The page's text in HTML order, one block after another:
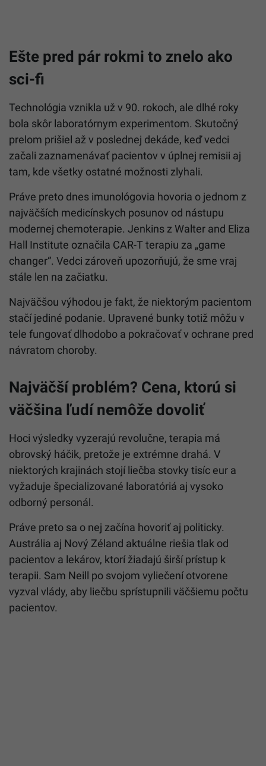
Ešte pred pár rokmi to znelo ako
sci-fi
Technológia vznikla už v 90. rokoch, ale dlhé roky
bola skôr laboratórnym experimentom. Skutočný
prelom prišiel až v poslednej dekáde, keď vedci
začali zaznamenávať pacientov v úplnej remisii aj
tam, kde všetky ostatné možnosti zlyhali.
Práve preto dnes imunológovia hovoria o jednom z
najväčších medicínskych posunov od nástupu
modernej chemoterapie. Jenkins z Walter and Eliza
Hall Institute označila CAR-T terapiu za „game
changer“. Vedci zároveň upozorňujú, že sme vraj
stále len na začiatku.
Najväčšou výhodou je fakt, že niektorým pacientom
stačí jediné podanie. Upravené bunky totiž môžu v
tele fungovať dlhodobo a pokračovať v ochrane pred
návratom choroby.
Najväčší problém? Cena, ktorú si
väčšina ľudí nemôže dovoliť
Hoci výsledky vyzerajú revolučne, terapia má
obrovský háčik, pretože je extrémne drahá. V
niektorých krajinách stojí liečba stovky tisíc eur a
vyžaduje špecializované laboratóriá aj vysoko
odborný personál.
Práve preto sa o nej začína hovoriť aj politicky.
Austrália aj Nový Zéland aktuálne riešia tlak od
pacientov a lekárov, ktorí žiadajú širší prístup k
terapii. Sam Neill po svojom vyliečení otvorene
vyzval vlády, aby liečbu sprístupnili väčšiemu počtu
pacientov.